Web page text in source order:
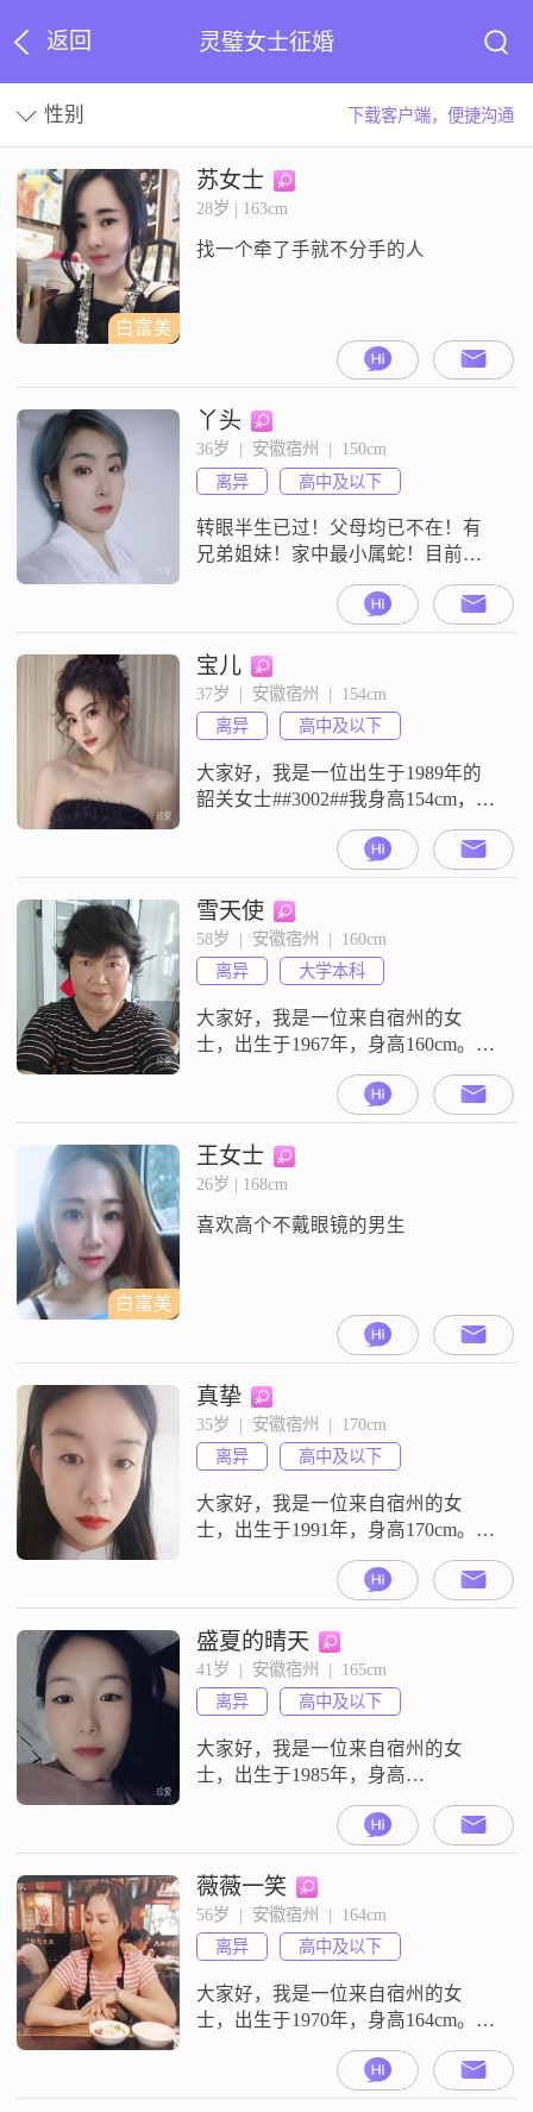
返回 灵璧女士征婚
性别 下载客户端，便捷沟通
白富美
苏女士
28岁 | 163cm
找一个牵了手就不分手的人
丫头
36岁  |  安徽宿州  |  150cm
离异
高中及以下
转眼半生已过！父母均已不在！有
兄弟姐妹！家中最小属蛇！目前在
温州工作！孩子在这边上学！有过
两次婚姻，重大问题均不在自己！
目前负债40左右吧！介意的勿扰！
也不是找接盘侠！看缘分！我性格
外表大大咧咧，内心温柔细腻！算
是个善解人意的人吧！被迫的工作
狂！有点慢热！天蝎座！不接受快
餐式恋爱！虽然没有很好的厨艺，
也能烧出一桌可口的
宝儿
37岁  |  安徽宿州  |  154cm
离异
高中及以下
大家好，我是一位出生于1989年的
韶关女士##3002##我身高154cm，虽
然不是很高，但我相信身高并不是
决定一切的因素##3002##我的月收
入在3000元以下，虽然不算高薪，
但我足够独立，能够照顾好自己的
生活##3002##我学历是高中及以
下，但我一直在努力学习和提升自
己##3002##我性格温柔体贴，善解
人意，
雪天使
58岁  |  安徽宿州  |  160cm
离异
大学本科
大家好，我是一位来自宿州的女
士，出生于1967年，身高160cm。我
拥有大学本科学历，目前在宿州工
作，月收入在3001到5000元之间。
我性格温柔体贴，善解人意，总是
愿意倾听他人的心声，理解他人的
感受。我开朗爱笑，乐观积极，无
态。我独立自信，有自己的生活态
白富美
王女士
26岁 | 168cm
喜欢高个不戴眼镜的男生
真挚
35岁  |  安徽宿州  |  170cm
离异
高中及以下
大家好，我是一位来自宿州的女
士，出生于1991年，身高170cm。我
的收入在3000元以下，目前从事一
份稳定的工作。虽然我的学历是高
中及以下，但我相信生活中的智慧
和经验同样重要。我性格细腻敏
感，善解人意，总是能设身处地地
为他人着想。我温柔体贴，善于照
顾他人的感受，希望能让身边的人
感受到温暖和关爱。我喜欢精致的
生活，无论
盛夏的晴天
41岁  |  安徽宿州  |  165cm
离异
高中及以下
大家好，我是一位来自宿州的女
士，出生于1985年，身高
165cm##3002##我的月收入在3001到
5000元之间，目前从事一份稳定的
工作##3002##虽然我的学历是高中
及以下，但我一直保持着积极向上
的生活态度##3002##我性格细腻敏
感，这让我在与人相处时更加注重
细节和情感交流##3002##同时，我
也非常独立
薇薇一笑
56岁  |  安徽宿州  |  164cm
离异
高中及以下
大家好，我是一位来自宿州的女
士，出生于1970年，身高164cm。我
的收入状况还不错，每月大概有
3001到5000元的稳定收入。虽然我
的学历只是高中及以下，但我一直